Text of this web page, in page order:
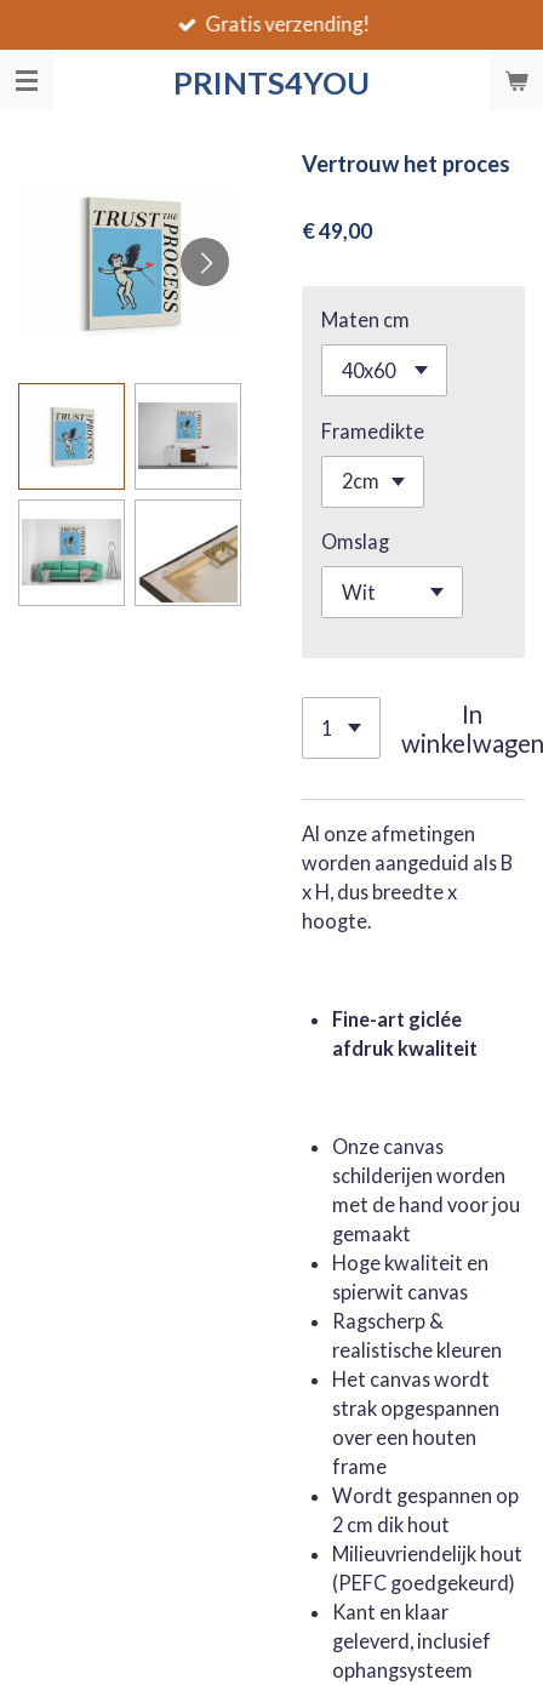
direct
naar
PRINTS4YOU
Gratis verzending!
Vertrouw het proces
€ 49,00
Maten cm
Framedikte
Omslag
In
winkelwagen
Al onze afmetingen
worden aangeduid als B
x H, dus breedte x
hoogte.
Fine-art giclée
afdruk kwaliteit
Onze canvas
schilderijen worden
met de hand voor jou
gemaakt
Hoge kwaliteit en
spierwit canvas
Ragscherp &
realistische kleuren
Het canvas wordt
strak opgespannen
over een houten
frame
Wordt gespannen op
2 cm dik hout
Milieuvriendelijk hout
(PEFC goedgekeurd)
Kant en klaar
geleverd, inclusief
ophangsysteem